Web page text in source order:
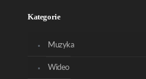
Kategorie
Muzyka
Wideo